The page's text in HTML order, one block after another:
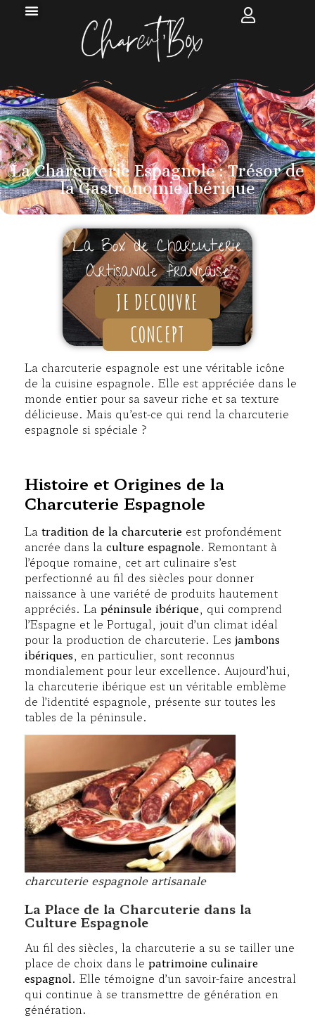
La Charcuterie Espagnole : Trésor de
la Gastronomie Ibérique
La Box de Charcuterie
Artisanale française
JE DECOUVRE
CONCEPT
La charcuterie espagnole est une véritable icône
de la cuisine espagnole. Elle est appréciée dans le
monde entier pour sa saveur riche et sa texture
délicieuse. Mais qu’est-ce qui rend la charcuterie
espagnole si spéciale ?
Histoire et Origines de la
Charcuterie Espagnole
La tradition de la charcuterie est profondément
ancrée dans la culture espagnole. Remontant à
l’époque romaine, cet art culinaire s’est
perfectionné au fil des siècles pour donner
naissance à une variété de produits hautement
appréciés. La péninsule ibérique , qui comprend
l’Espagne et le Portugal, jouit d’un climat idéal
pour la production de charcuterie. Les jambons
ibériques , en particulier, sont reconnus
mondialement pour leur excellence. Aujourd’hui,
la charcuterie ibérique est un véritable emblème
de l’identité espagnole, présente sur toutes les
tables de la péninsule.
charcuterie espagnole artisanale
La Place de la Charcuterie dans la
Culture Espagnole
Au fil des siècles, la charcuterie a su se tailler une
place de choix dans le patrimoine culinaire
espagnol. Elle témoigne d’un savoir-faire ancestral
qui continue à se transmettre de génération en
génération.